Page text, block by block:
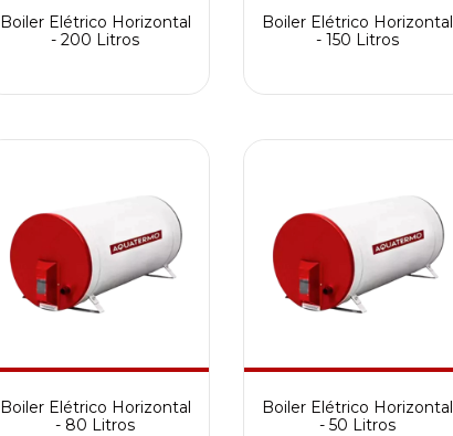
Boiler Elétrico Horizontal
- 200 Litros
Boiler Elétrico Horizontal
- 150 Litros
Boiler Elétrico Horizontal
- 80 Litros
Boiler Elétrico Horizontal
- 50 Litros